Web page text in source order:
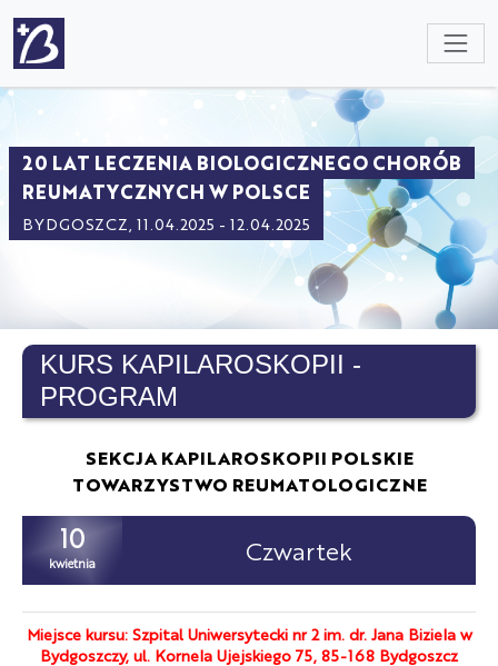
20 LAT LECZENIA BIOLOGICZNEGO CHORÓB
REUMATYCZNYCH W POLSCE
BYDGOSZCZ, 11.04.2025 - 12.04.2025
KURS KAPILAROSKOPII -
PROGRAM
SEKCJA KAPILAROSKOPII POLSKIE
TOWARZYSTWO REUMATOLOGICZNE
10
kwietnia Czwartek
Miejsce kursu: Szpital Uniwersytecki nr 2 im. dr. Jana Biziela w
Bydgoszczy, ul. Kornela Ujejskiego 75, 85-168 Bydgoszcz